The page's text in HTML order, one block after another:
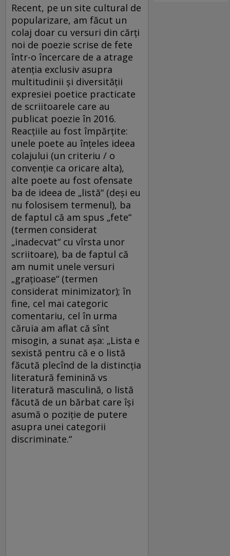
Recent, pe un site cultural de
popularizare, am făcut un
colaj doar cu versuri din cărţi
noi de poezie scrise de fete
într-o încercare de a atrage
atenţia exclusiv asupra
multitudinii şi diversităţii
expresiei poetice practicate
de scriitoarele care au
publicat poezie în 2016.
Reacţiile au fost împărţite:
unele poete au înţeles ideea
colajului (un criteriu / o
convenţie ca oricare alta),
alte poete au fost ofensate
ba de ideea de „listă“ (deşi eu
nu folosisem termenul), ba
de faptul că am spus „fete“
(termen considerat
„inadecvat“ cu vîrsta unor
scriitoare), ba de faptul că
am numit unele versuri
„graţioase“ (termen
considerat minimizator); în
fine, cel mai categoric
comentariu, cel în urma
căruia am aflat că sînt
misogin, a sunat aşa: „Lista e
sexistă pentru că e o listă
făcută plecînd de la distincţia
literatură feminină vs
literatură masculină, o listă
făcută de un bărbat care îşi
asumă o poziţie de putere
asupra unei categorii
discriminate.“